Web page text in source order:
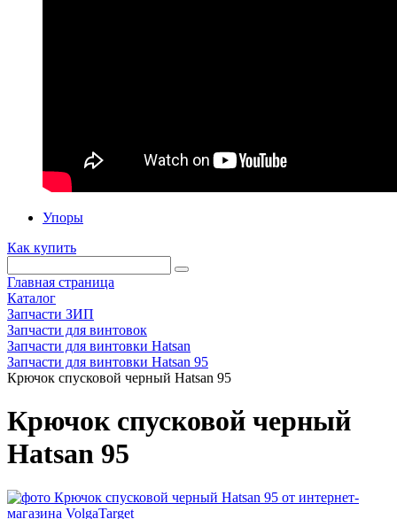
Упоры
Как купить
Главная страница
Каталог
Запчасти ЗИП
Запчасти для винтовок
Запчасти для винтовки Hatsan
Запчасти для винтовки Hatsan 95
Крючок спусковой черный Hatsan 95
Крючок спусковой черный
Hatsan 95